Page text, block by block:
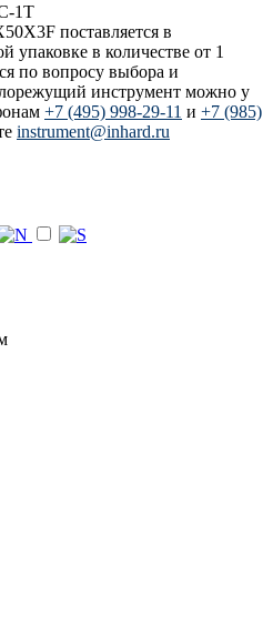
1T
поставляется в
упаковке в количестве от 1
по вопросу выбора и
инструмент можно у
+7 (495) 998-29-11 и +7 (985)
instrument@inhard.ru